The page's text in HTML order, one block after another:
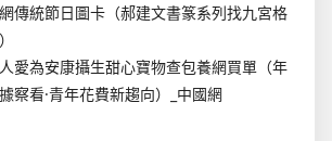
傳統節日圖卡（郝建文書篆系列找九宮格
愛為安康攝生甜心寶物查包養網買單（年
察看·青年花費新趨向）_中國網